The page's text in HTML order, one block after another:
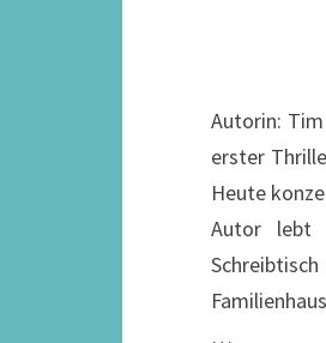
Autorin:
erster
Heute
Autor lebt
…